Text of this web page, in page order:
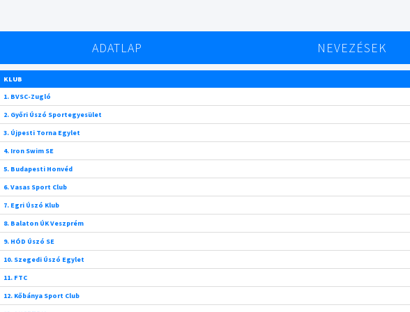
ADATLAP NEVEZÉSEK
KLUB
1. BVSC-Zugló
2. Győri Úszó Sportegyesület
3. Újpesti Torna Egylet
4. Iron Swim SE
5. Budapesti Honvéd
6. Vasas Sport Club
7. Egri Úszó Klub
8. Balaton ÚK Veszprém
9. HÓD Úszó SE
10. Szegedi Úszó Egylet
11. FTC
12. Kőbánya Sport Club